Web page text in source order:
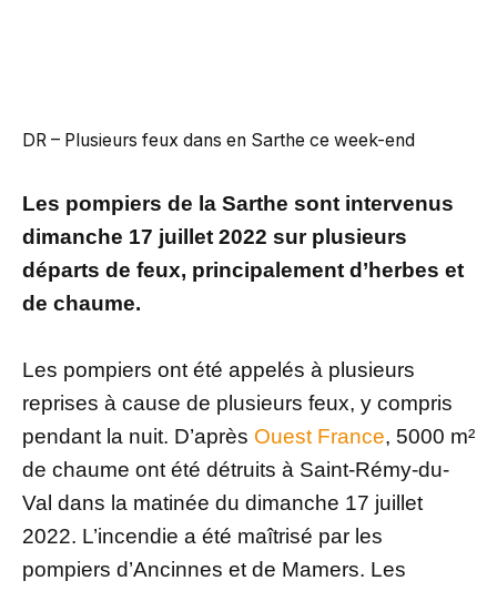
DR – Plusieurs feux dans en Sarthe ce week-end
Les pompiers de la Sarthe sont intervenus
dimanche 17 juillet 2022 sur plusieurs
départs de feux, principalement d’herbes et
de chaume.
Les pompiers ont été appelés à plusieurs
reprises à cause de plusieurs feux, y compris
pendant la nuit. D’après Ouest France, 5000 m²
de chaume ont été détruits à Saint-Rémy-du-
Val dans la matinée du dimanche 17 juillet
2022. L’incendie a été maîtrisé par les
pompiers d’Ancinnes et de Mamers. Les